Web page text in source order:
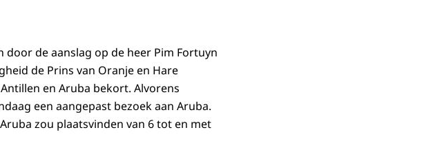
de aanslag op de heer Pim Fortuyn
de Prins van Oranje en Hare
en Aruba bekort. Alvorens
een aangepast bezoek aan Aruba.
zou plaatsvinden van 6 tot en met